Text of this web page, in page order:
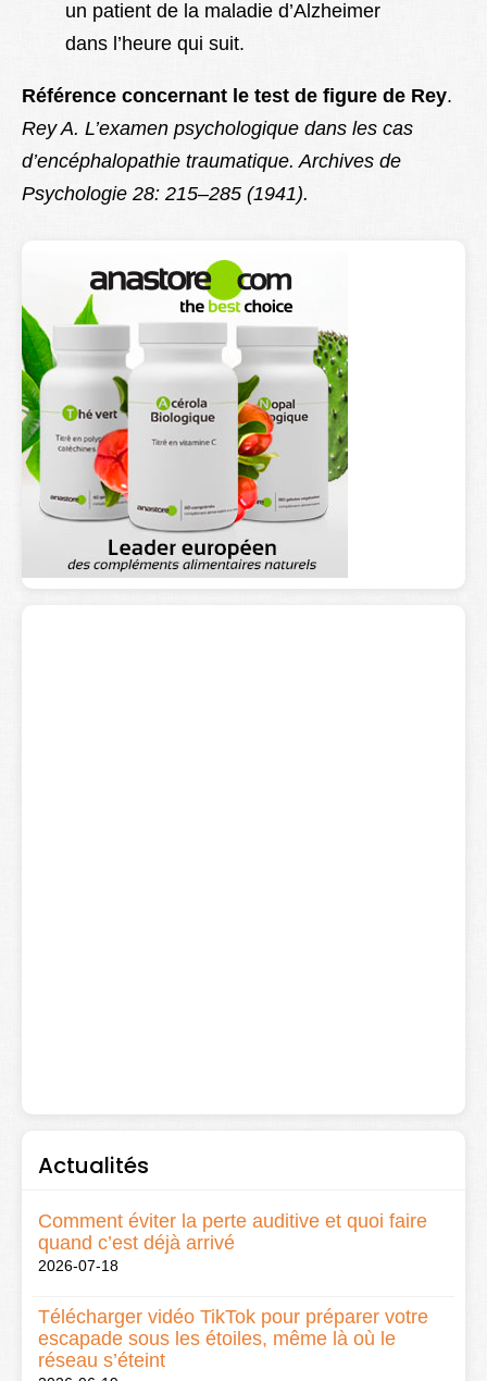
un patient de la maladie d’Alzheimer
dans l’heure qui suit.
Référence concernant le test de figure de Rey.
Rey A. L’examen psychologique dans les cas
d’encéphalopathie traumatique. Archives de
Psychologie 28: 215–285 (1941).
Actualités
Comment éviter la perte auditive et quoi faire
quand c’est déjà arrivé
2026-07-18
Télécharger vidéo TikTok pour préparer votre
escapade sous les étoiles, même là où le
réseau s’éteint